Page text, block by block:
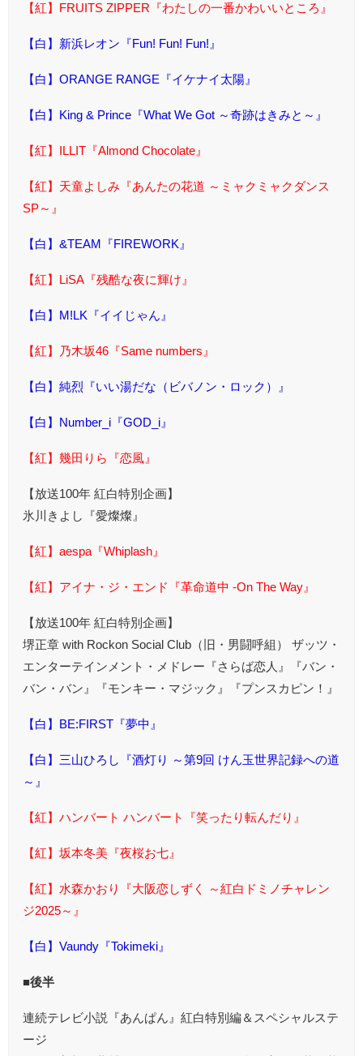
【紅】FRUITS ZIPPER『わたしの一番かわいいところ』
【白】新浜レオン『Fun! Fun! Fun!』
【白】ORANGE RANGE『イケナイ太陽』
【白】King & Prince『What We Got ～奇跡はきみと～』
【紅】ILLIT『Almond Chocolate』
【紅】天童よしみ『あんたの花道 ～ミャクミャクダンス
SP～』
【白】&TEAM『FIREWORK』
【紅】LiSA『残酷な夜に輝け』
【白】M!LK『イイじゃん』
【紅】乃木坂46『Same numbers』
【白】純烈『いい湯だな（ビバノン・ロック）』
【白】Number_i『GOD_i』
【紅】幾田りら『恋風』
【放送100年 紅白特別企画】
氷川きよし『愛燦燦』
【紅】aespa『Whiplash』
【紅】アイナ・ジ・エンド『革命道中 -On The Way』
【放送100年 紅白特別企画】
堺正章 with Rockon Social Club（旧・男闘呼組） ザッツ・
エンターテインメント・メドレー『さらば恋人』『バン・
バン・バン』『モンキー・マジック』『プンスカピン！』
【白】BE:FIRST『夢中』
【白】三山ひろし『酒灯り ～第9回 けん玉世界記録への道
～』
【紅】ハンバート ハンバート『笑ったり転んだり』
【紅】坂本冬美『夜桜お七』
【紅】水森かおり『大阪恋しずく ～紅白ドミノチャレン
ジ2025～』
【白】Vaundy『Tokimeki』
■後半
連続テレビ小説『あんぱん』紅白特別編＆スペシャルステ
ージ